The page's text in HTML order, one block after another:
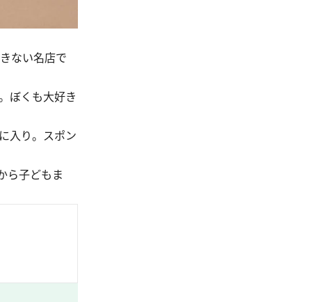
ない名店で
ぼくも大好き
入り。スポン
ら子どもま